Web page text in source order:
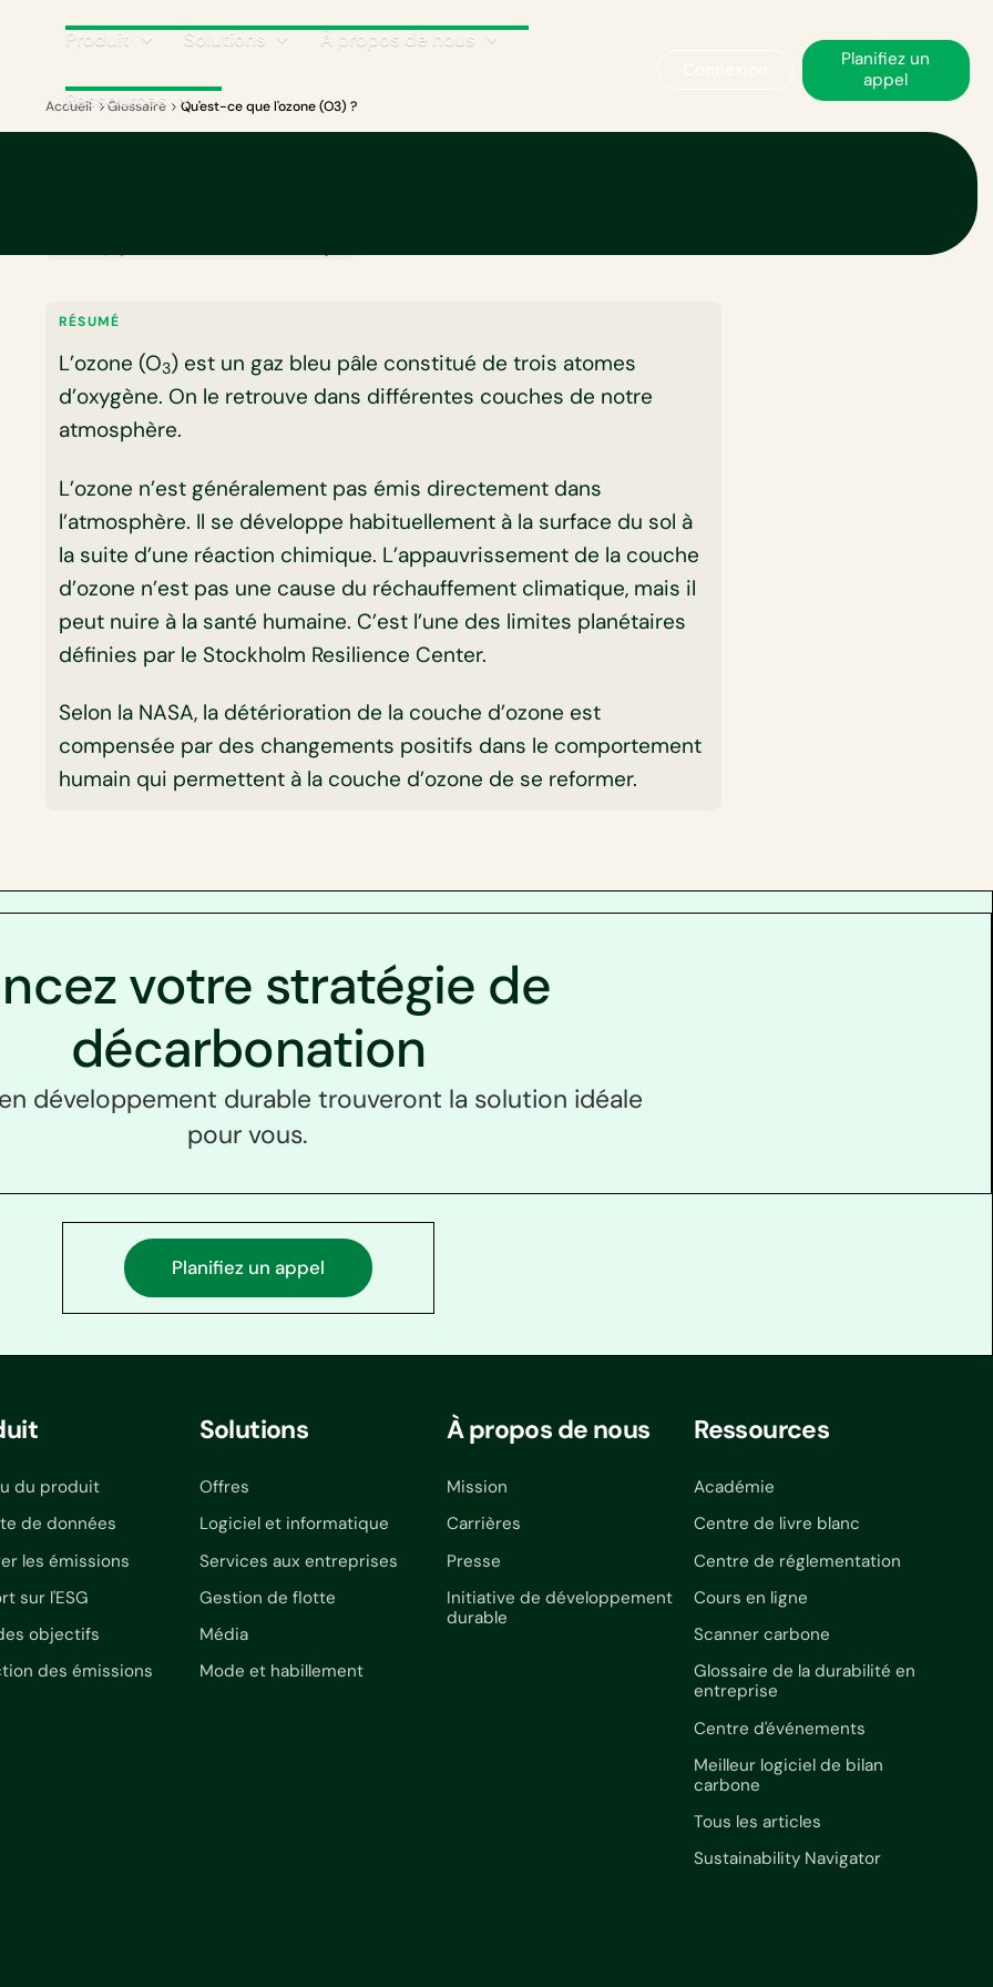
Produit Solutions À propos de nous
Ressources
Planifiez un
appel
Accueil Glossaire Qu'est-ce que l'ozone (O3) ?
RÉSUMÉ
L’ozone (O3) est un gaz bleu pâle constitué de trois atomes
d’oxygène. On le retrouve dans différentes couches de notre
atmosphère.
L’ozone n’est généralement pas émis directement dans
l’atmosphère. Il se développe habituellement à la surface du sol à
la suite d’une réaction chimique. L’appauvrissement de la couche
d’ozone n’est pas une cause du réchauffement climatique, mais il
peut nuire à la santé humaine. C’est l’une des limites planétaires
définies par le Stockholm Resilience Center.
Selon la NASA, la détérioration de la couche d’ozone est
compensée par des changements positifs dans le comportement
humain qui permettent à la couche d’ozone de se reformer.
votre stratégie de
décarbonation
développement durable trouveront la solution idéale
pour vous.
Planifiez un appel
du produit
de données
les émissions
sur l'ESG
objectifs
des émissions
Solutions
Offres
Logiciel et informatique
Services aux entreprises
Gestion de flotte
Média
Mode et habillement
À propos de nous
Mission
Carrières
Presse
Initiative de développement
durable
Ressources
Académie
Centre de livre blanc
Centre de réglementation
Cours en ligne
Scanner carbone
Glossaire de la durabilité en
entreprise
Centre d'événements
Meilleur logiciel de bilan
carbone
Tous les articles
Sustainability Navigator